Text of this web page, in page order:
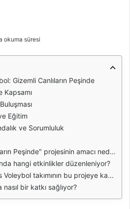
okuma süresi
Gizemli Canlıların Peşinde
Kapsamı
Eğitim
ve Sorumluluk
Peşinde" projesinin amacı nedir?
hangi etkinlikler düzenleniyor?
takımının bu projeye katkısı nedir?
bir katkı sağlıyor?